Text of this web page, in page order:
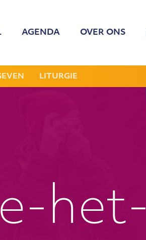
AGENDA OVER ONS
LITURGIE
het-